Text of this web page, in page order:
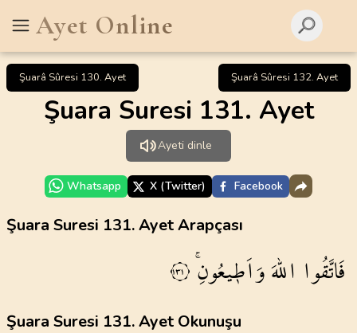
Ayet Online
Şuarâ Sûresi 130. Ayet Şuarâ Sûresi 132. Ayet
Şuara Suresi 131. Ayet
Ayeti dinle
Whatsapp X (Twitter) Facebook
Şuara Suresi 131. Ayet Arapçası
فَاتَّقُوا اللّٰهَوَاَط۪يعُونِۚ ١٣١
Şuara Suresi 131. Ayet Okunuşu